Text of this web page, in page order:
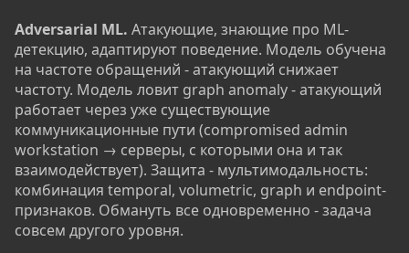
Adversarial ML. Атакующие, знающие про ML-
детекцию, адаптируют поведение. Модель обучена
на частоте обращений - атакующий снижает
частоту. Модель ловит graph anomaly - атакующий
работает через уже существующие
коммуникационные пути (compromised admin
workstation → серверы, с которыми она и так
взаимодействует). Защита - мультимодальность:
комбинация temporal, volumetric, graph и endpoint-
признаков. Обмануть все одновременно - задача
совсем другого уровня.